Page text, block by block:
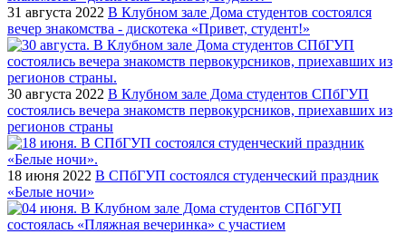
31 августа 2022 В Клубном зале Дома студентов состоялся
вечер знакомства - дискотека «Привет, студент!»
30 августа 2022 В Клубном зале Дома студентов СПбГУП
состоялись вечера знакомств первокурсников, приехавших из
регионов страны
18 июня 2022 В СПбГУП состоялся студенческий праздник
«Белые ночи»